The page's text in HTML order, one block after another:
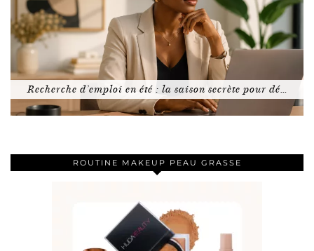
Recherche d’emploi en été : la saison secrète pour dé…
ROUTINE MAKEUP PEAU GRASSE